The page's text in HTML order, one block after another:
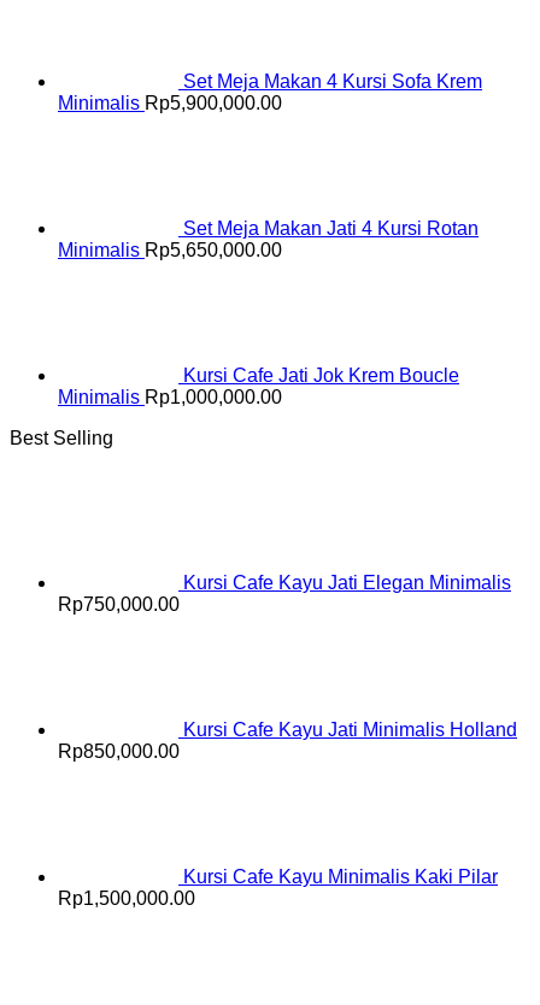
Set Meja Makan 4 Kursi Sofa Krem
Minimalis Rp5,900,000.00
Set Meja Makan Jati 4 Kursi Rotan
Minimalis Rp5,650,000.00
Kursi Cafe Jati Jok Krem Boucle
Minimalis Rp1,000,000.00
Best Selling
Kursi Cafe Kayu Jati Elegan Minimalis
Rp750,000.00
Kursi Cafe Kayu Jati Minimalis Holland
Rp850,000.00
Kursi Cafe Kayu Minimalis Kaki Pilar
Rp1,500,000.00